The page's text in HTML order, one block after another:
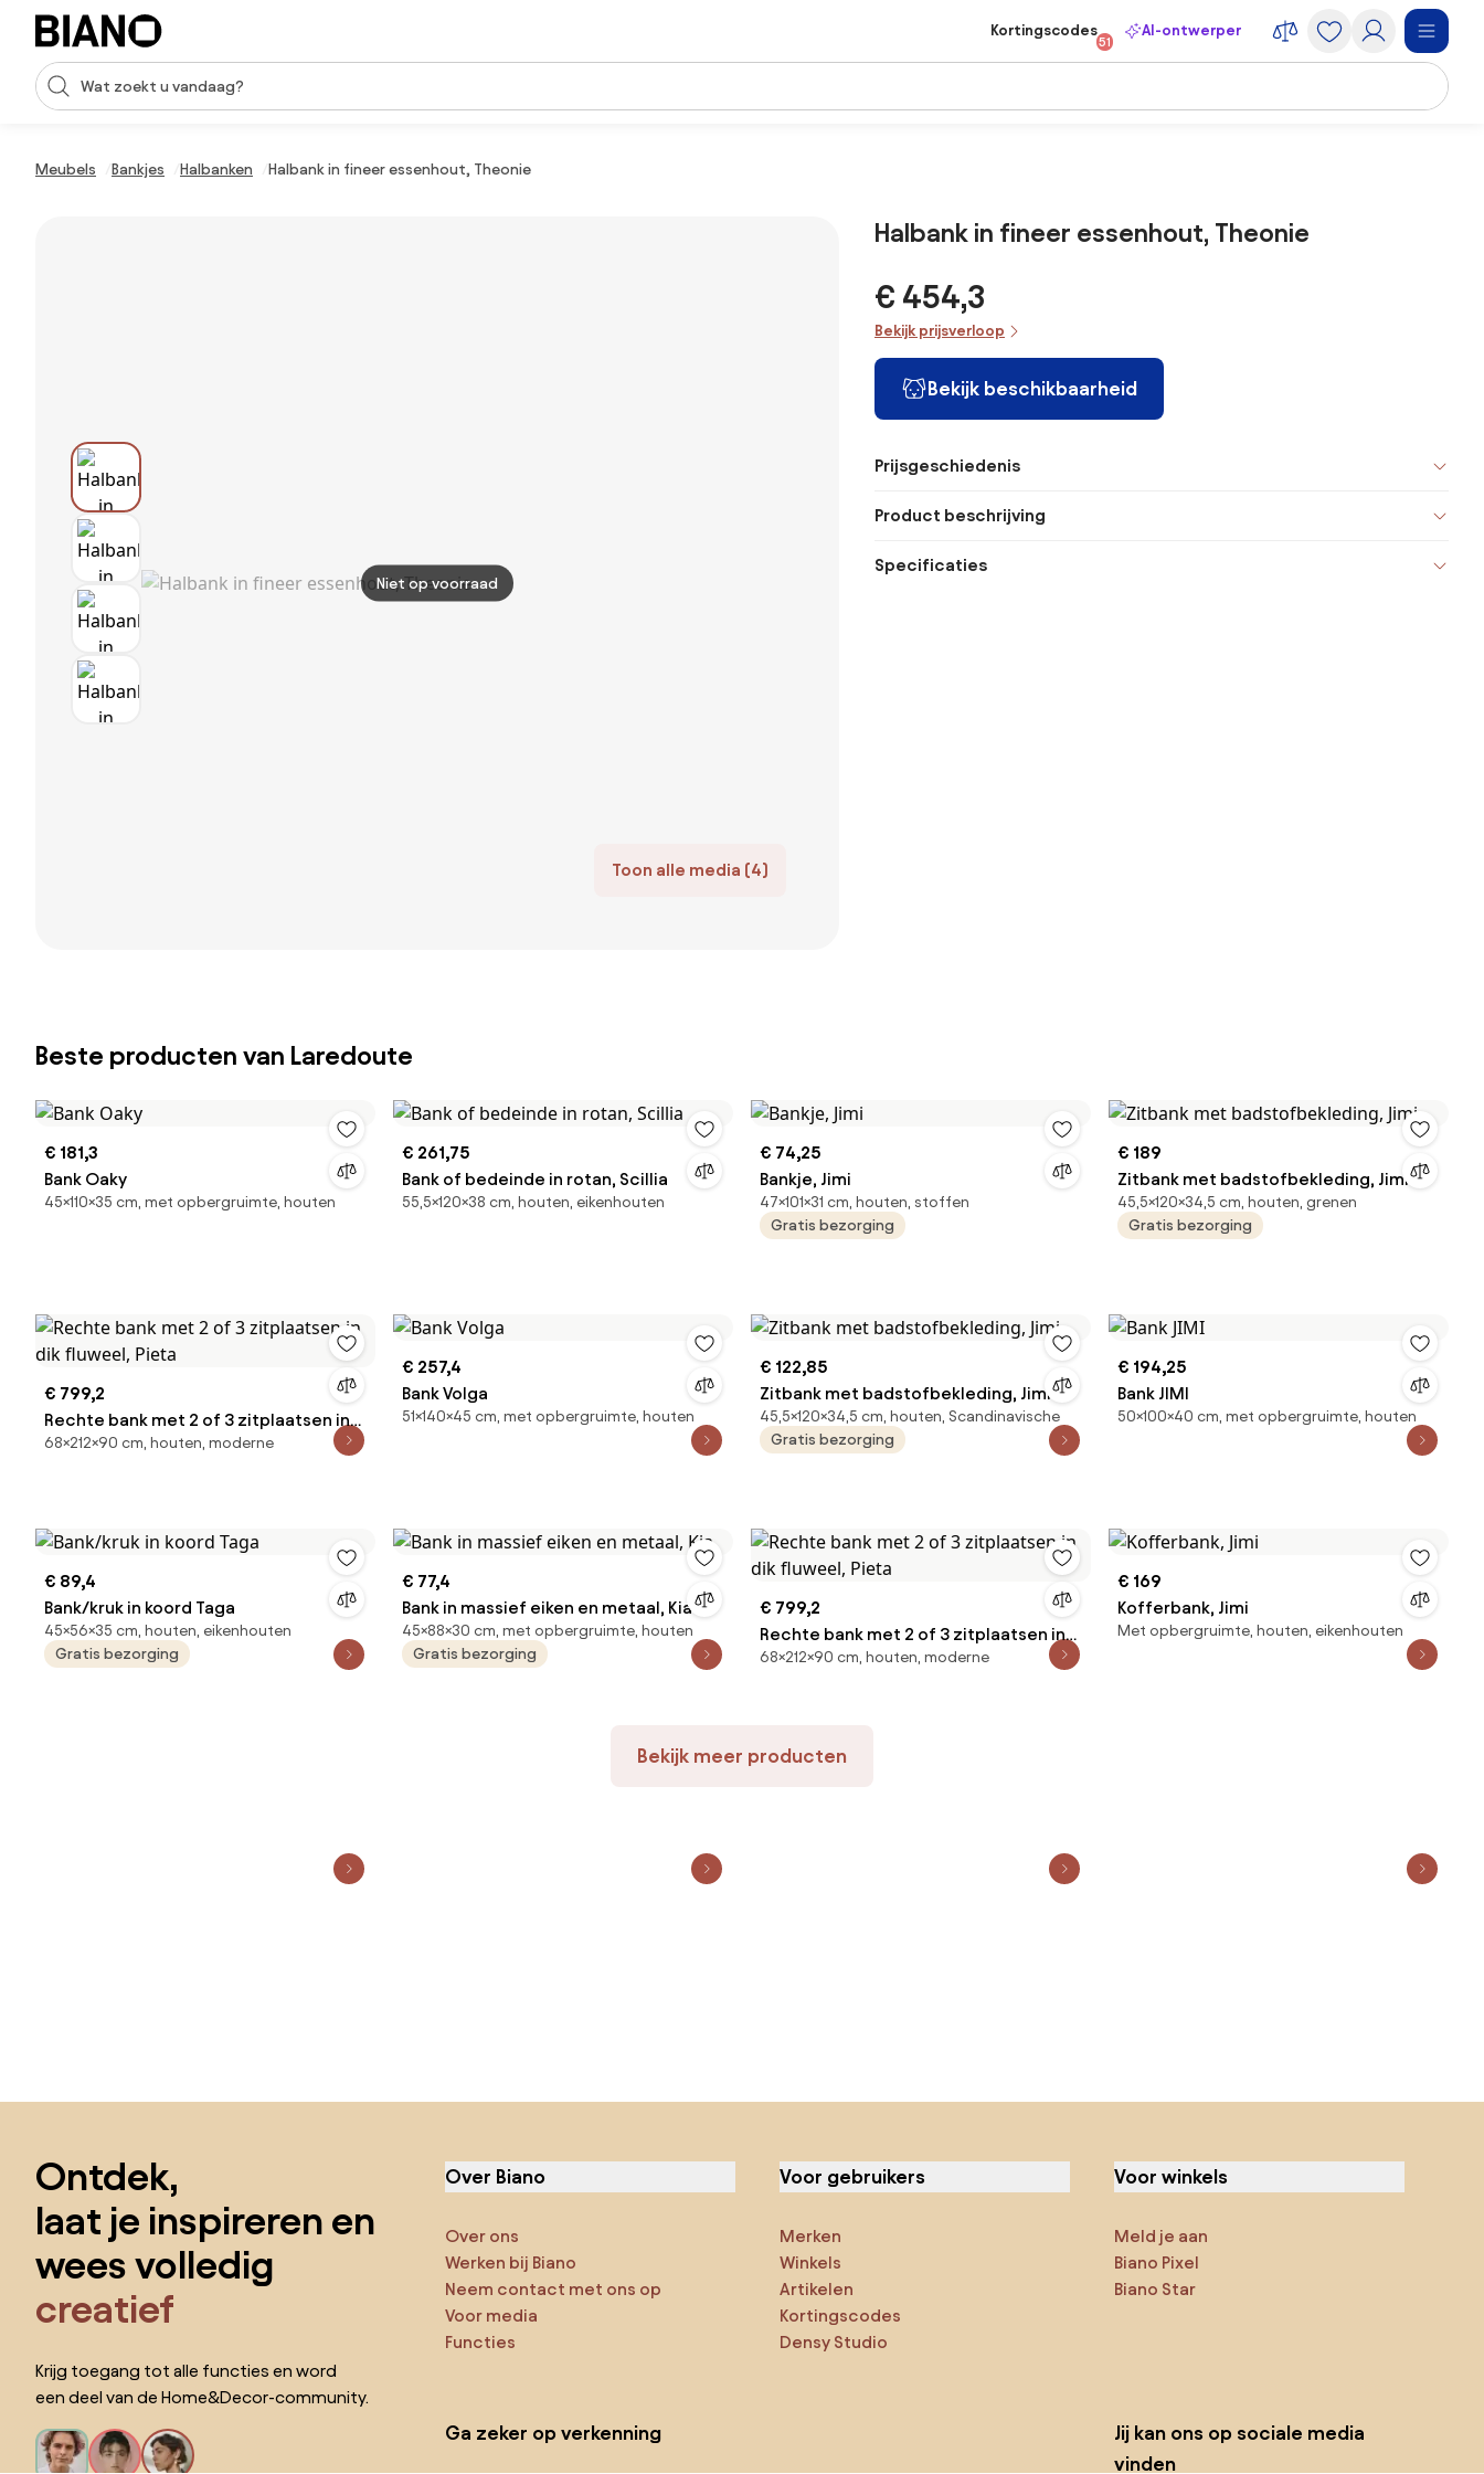
Navigatie overslaan, naar inhoud springen
Zoekopdracht invoeren
Kortingscodes
51
AI-ontwerper
Meubels Bankjes Halbanken Halbank in fineer essenhout, Theonie
Toon alle media (4)
Niet op voorraad
Halbank in fineer essenhout, Theonie
€ 454,3
Bekijk prijsverloop
Bekijk beschikbaarheid
Prijsgeschiedenis
Product beschrijving
Specificaties
Beste producten van Laredoute
€ 181,3
Bank Oaky
45×110×35 cm, met opbergruimte, houten
€ 261,75
Bank of bedeinde in rotan, Scillia
55,5×120×38 cm, houten, eikenhouten
€ 74,25
Bankje, Jimi
47×101×31 cm, houten, stoffen
Gratis bezorging
€ 189
Zitbank met badstofbekleding, Jimi
45,5×120×34,5 cm, houten, grenen
Gratis bezorging
€ 799,2
Rechte bank met 2 of 3 zitplaatsen in
dik fluweel, Pieta
68×212×90 cm, houten, moderne
€ 257,4
Bank Volga
51×140×45 cm, met opbergruimte, houten
€ 122,85
Zitbank met badstofbekleding, Jimi
45,5×120×34,5 cm, houten, Scandinavische
Gratis bezorging
€ 194,25
Bank JIMI
50×100×40 cm, met opbergruimte, houten
€ 89,4
Bank/kruk in koord Taga
45×56×35 cm, houten, eikenhouten
Gratis bezorging
€ 77,4
Bank in massief eiken en metaal, Kia
45×88×30 cm, met opbergruimte, houten
Gratis bezorging
€ 799,2
Rechte bank met 2 of 3 zitplaatsen in
dik fluweel, Pieta
68×212×90 cm, houten, moderne
€ 169
Kofferbank, Jimi
Met opbergruimte, houten, eikenhouten
Bekijk meer producten
Ontdek,
laat je inspireren en
wees volledig
creatief
Krijg toegang tot alle functies en word
een deel van de Home&Decor-community.
Over Biano
Over ons
Werken bij Biano
Neem contact met ons op
Voor media
Functies
Voor gebruikers
Merken
Winkels
Artikelen
Kortingscodes
Densy Studio
Voor winkels
Meld je aan
Biano Pixel
Biano Star
Ga zeker op verkenning
Jij kan ons op sociale media
vinden